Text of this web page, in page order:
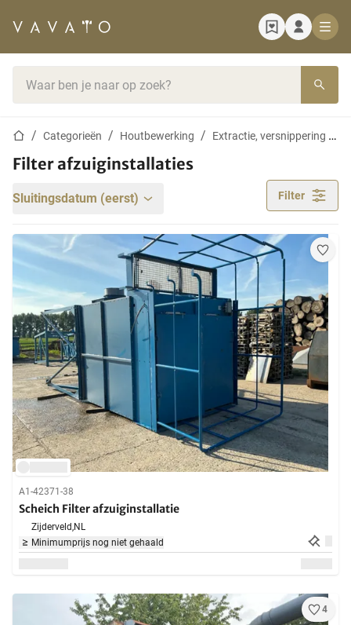
StartpaginaCategorieën Houtbewerking Extractie, versnippering & drogen
Filter afzuiginstallaties
Sluitingsdatum (eerst) Filter
A1-42371-38
Scheich Filter afzuiginstallatie
Zijderveld,NL
Minimumprijs nog niet gehaald
4